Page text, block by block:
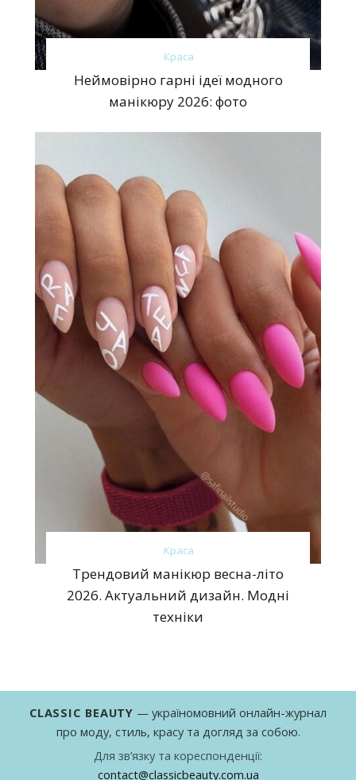
Краса
Неймовірно гарні ідеї модного
манікюру 2026: фото
Краса
Трендовий манікюр весна-літо
2026. Актуальний дизайн. Модні
техніки
CLASSIC BEAUTY — україномовний онлайн-журнал
про моду, стиль, красу та догляд за собою.
Для зв’язку та кореспонденції:
contact@classicbeauty.com.ua